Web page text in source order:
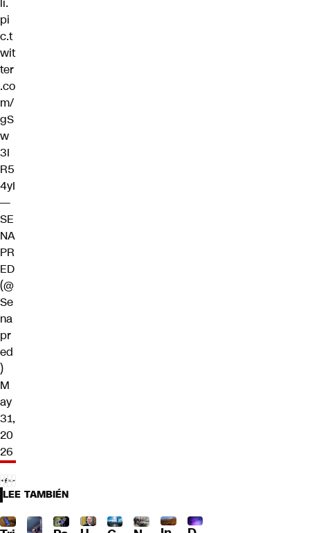
pi
c.t
wit
ter
.co
m/
gS
w
3I
R5
4yI
—
SE
NA
PR
ED
(@
Se
na
pr
ed
)
M
ay
31,
20
26
LEE TAMBIÉN